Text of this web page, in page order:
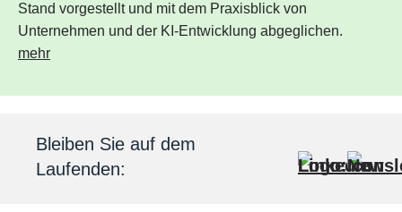
Stand vorgestellt und mit dem Praxisblick von
Unternehmen und der KI-Entwicklung abgeglichen.
mehr
Bleiben Sie auf dem
Laufenden: